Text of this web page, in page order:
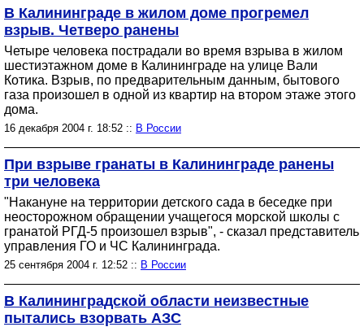
В Калининграде в жилом доме прогремел
взрыв. Четверо ранены
Четыре человека пострадали во время взрыва в жилом
шестиэтажном доме в Калининграде на улице Вали
Котика. Взрыв, по предварительным данным, бытового
газа произошел в одной из квартир на втором этаже этого
дома.
16 декабря 2004 г. 18:52 :: В России
При взрыве гранаты в Калининграде ранены
три человека
"Накануне на территории детского сада в беседке при
неосторожном обращении учащегося морской школы с
гранатой РГД-5 произошел взрыв", - сказал представитель
управления ГО и ЧС Калининграда.
25 сентября 2004 г. 12:52 :: В России
В Калининградской области неизвестные
пытались взорвать АЗС